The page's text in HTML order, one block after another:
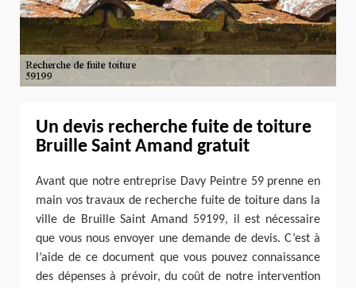
Un devis recherche fuite de toiture
Bruille Saint Amand gratuit
Avant que notre entreprise Davy Peintre 59 prenne en
main vos travaux de recherche fuite de toiture dans la
ville de Bruille Saint Amand 59199, il est nécessaire
que vous nous envoyer une demande de devis. C’est à
l’aide de ce document que vous pouvez connaissance
des dépenses à prévoir, du coût de notre intervention